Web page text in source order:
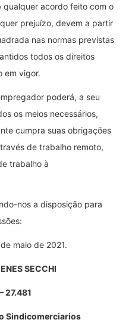
acordo feito com o
prejuízo, devem a partir
nas normas previstas
todos os direitos
em vigor.
poderá, a seu
os meios necessários,
cumpra suas obrigações
de trabalho remoto,
trabalho à
nos a disposição para
maio de 2021.
SECCHI
27.481
Sindicomerciarios